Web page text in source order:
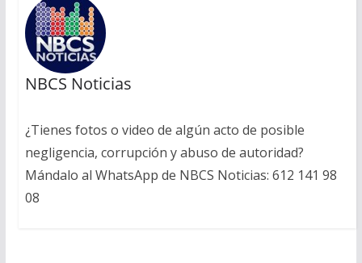
NBCS Noticias
¿Tienes fotos o video de algún acto de posible
negligencia, corrupción y abuso de autoridad?
Mándalo al WhatsApp de NBCS Noticias: 612 141 98
08